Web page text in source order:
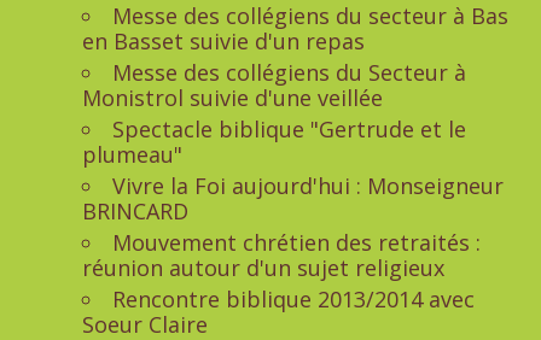
Messe des collégiens du secteur à Bas
en Basset suivie d'un repas
Messe des collégiens du Secteur à
Monistrol suivie d'une veillée
Spectacle biblique "Gertrude et le
plumeau"
Vivre la Foi aujourd'hui : Monseigneur
BRINCARD
Mouvement chrétien des retraités :
réunion autour d'un sujet religieux
Rencontre biblique 2013/2014 avec
Soeur Claire